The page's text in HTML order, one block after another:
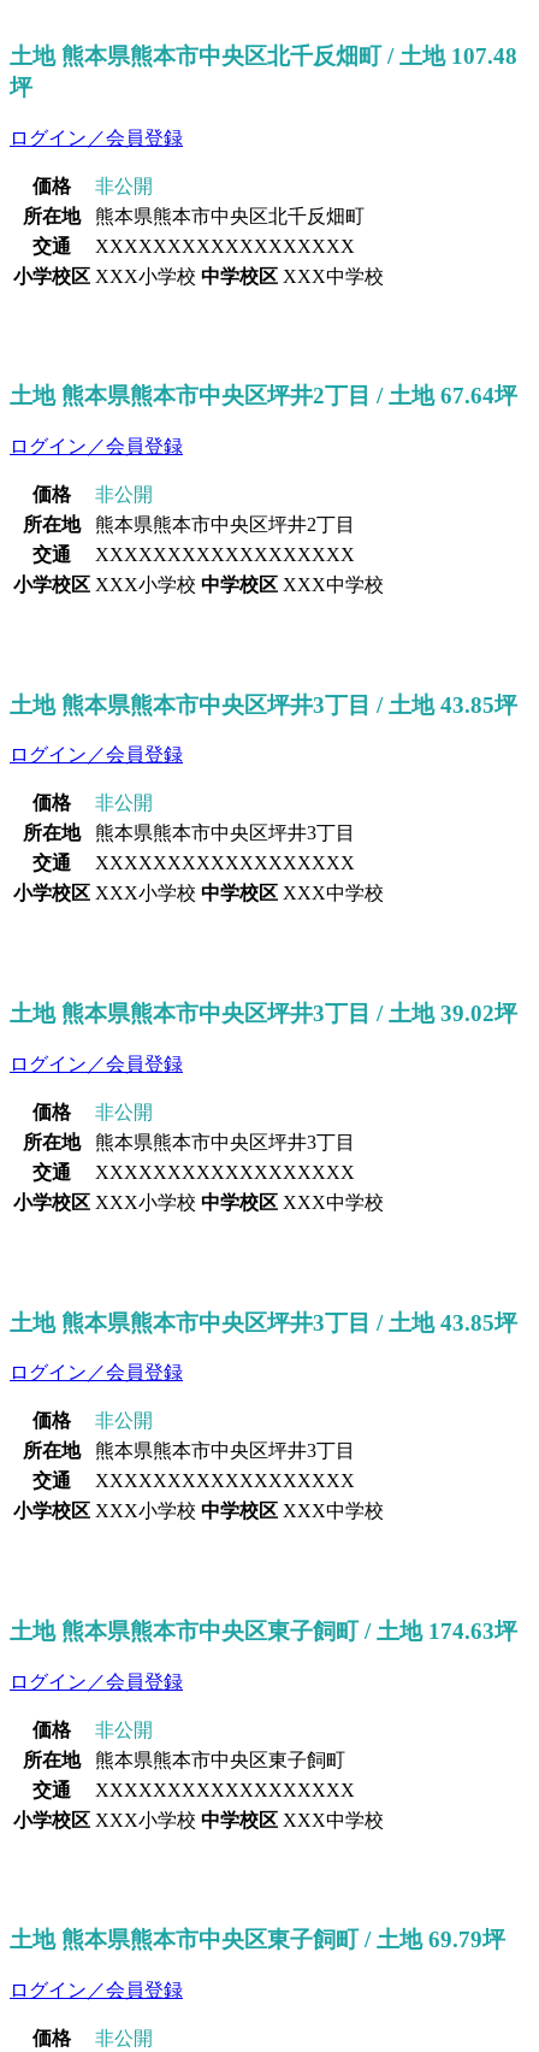
土地 熊本県熊本市中央区北千反畑町 / 土地 107.48
坪
ログイン／会員登録
価格
非公開
所在地
熊本県熊本市中央区北千反畑町
交通
XXXXXXXXXXXXXXXXXX
小学校区 XXX小学校 中学校区 XXX中学校
土地 熊本県熊本市中央区坪井2丁目 / 土地 67.64坪
ログイン／会員登録
価格
非公開
所在地
熊本県熊本市中央区坪井2丁目
交通
XXXXXXXXXXXXXXXXXX
小学校区 XXX小学校 中学校区 XXX中学校
土地 熊本県熊本市中央区坪井3丁目 / 土地 43.85坪
ログイン／会員登録
価格
非公開
所在地
熊本県熊本市中央区坪井3丁目
交通
XXXXXXXXXXXXXXXXXX
小学校区 XXX小学校 中学校区 XXX中学校
土地 熊本県熊本市中央区坪井3丁目 / 土地 39.02坪
ログイン／会員登録
価格
非公開
所在地
熊本県熊本市中央区坪井3丁目
交通
XXXXXXXXXXXXXXXXXX
小学校区 XXX小学校 中学校区 XXX中学校
土地 熊本県熊本市中央区坪井3丁目 / 土地 43.85坪
ログイン／会員登録
価格
非公開
所在地
熊本県熊本市中央区坪井3丁目
交通
XXXXXXXXXXXXXXXXXX
小学校区 XXX小学校 中学校区 XXX中学校
土地 熊本県熊本市中央区東子飼町 / 土地 174.63坪
ログイン／会員登録
価格
非公開
所在地
熊本県熊本市中央区東子飼町
交通
XXXXXXXXXXXXXXXXXX
小学校区 XXX小学校 中学校区 XXX中学校
土地 熊本県熊本市中央区東子飼町 / 土地 69.79坪
ログイン／会員登録
価格 非公開